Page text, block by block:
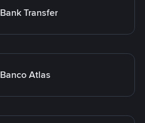
Bank Transfer
Banco Atlas